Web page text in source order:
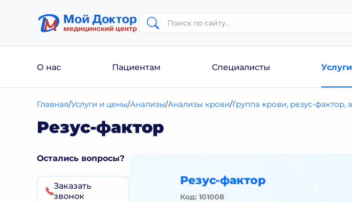
О нас Пациентам Специалисты
Главная Услуги и цены Анализы Анализы крови Группа крови, резус-фактор,
Резус-фактор
Остались вопросы?
Заказать
звонок
Резус-фактор
Код: 101008